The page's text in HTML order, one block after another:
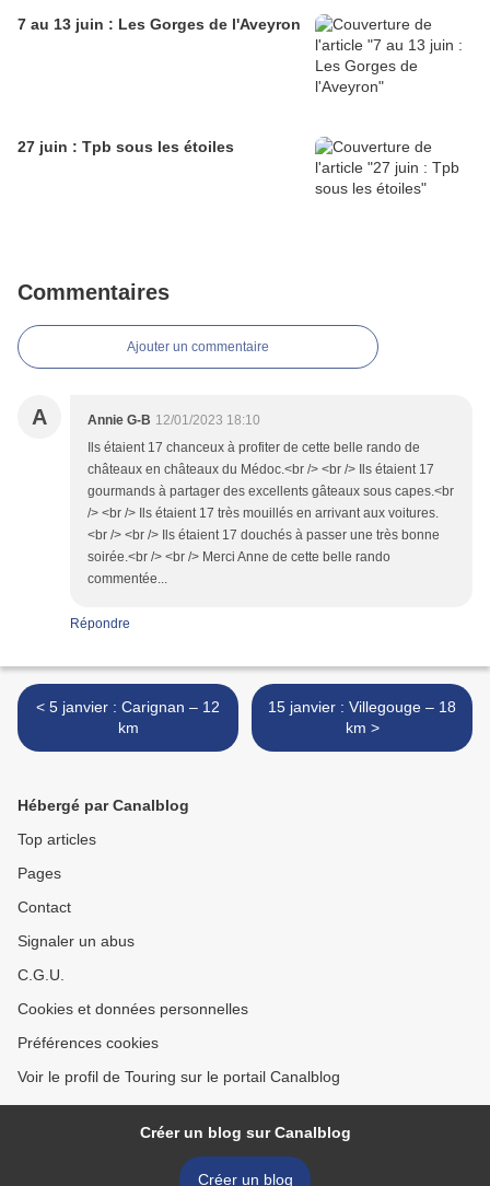
7 au 13 juin : Les Gorges de l'Aveyron
27 juin : Tpb sous les étoiles
Commentaires
Ajouter un commentaire
A Annie G-B 12/01/2023 18:10
Ils étaient 17 chanceux à profiter de cette belle rando de
châteaux en châteaux du Médoc.<br /> <br /> Ils étaient 17
gourmands à partager des excellents gâteaux sous capes.<br
/> <br /> Ils étaient 17 très mouillés en arrivant aux voitures.
<br /> <br /> Ils étaient 17 douchés à passer une très bonne
soirée.<br /> <br /> Merci Anne de cette belle rando
commentée...
Répondre
< 5 janvier : Carignan – 12
km
15 janvier : Villegouge – 18
km >
Hébergé par Canalblog
Top articles
Pages
Contact
Signaler un abus
C.G.U.
Cookies et données personnelles
Préférences cookies
Voir le profil de Touring sur le portail Canalblog
Créer un blog sur Canalblog
Créer un blog